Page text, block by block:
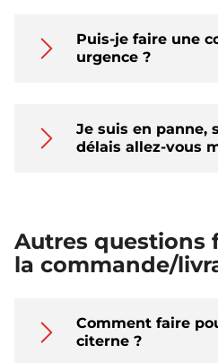
Puis-je faire une
urgence ?
Je suis en panne,
délais allez-vous
Autres questions
la commande/
Comment faire
citerne ?